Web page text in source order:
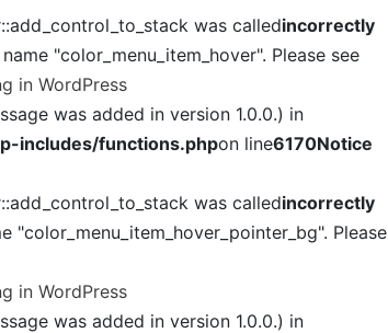
was calledincorrectly
"color_menu_item_hover". Please see
in WordPress
was added in version 1.0.0.) in
includes/functions.phpon line6170Notice
was calledincorrectly
Please
in WordPress
was added in version 1.0.0.) in